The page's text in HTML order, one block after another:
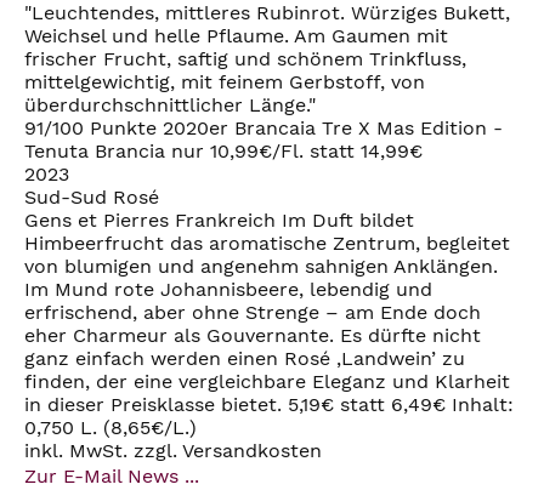
"Leuchtendes, mittleres Rubinrot. Würziges Bukett,
Weichsel und helle Pflaume. Am Gaumen mit
frischer Frucht, saftig und schönem Trinkfluss,
mittelgewichtig, mit feinem Gerbstoff, von
überdurchschnittlicher Länge."
91/100 Punkte 2020er Brancaia Tre X Mas Edition -
Tenuta Brancia nur 10,99€/Fl. statt 14,99€
2023
Sud-Sud Rosé
Gens et Pierres Frankreich Im Duft bildet
Himbeerfrucht das aromatische Zentrum, begleitet
von blumigen und angenehm sahnigen Anklängen.
Im Mund rote Johannisbeere, lebendig und
erfrischend, aber ohne Strenge – am Ende doch
eher Charmeur als Gouvernante. Es dürfte nicht
ganz einfach werden einen Rosé ‚Landwein’ zu
finden, der eine vergleichbare Eleganz und Klarheit
in dieser Preisklasse bietet. 5,19€ statt 6,49€ Inhalt:
0,750 L. (8,65€/L.)
inkl. MwSt. zzgl. Versandkosten
Zur E-Mail News ...